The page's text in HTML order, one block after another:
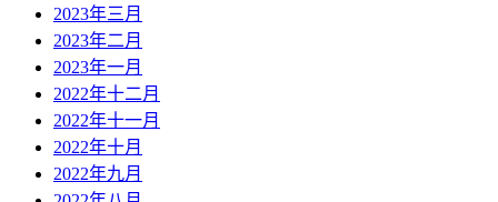
2023年三月
2023年二月
2023年一月
2022年十二月
2022年十一月
2022年十月
2022年九月